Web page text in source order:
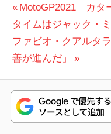
ハ
投
稿
ナ
ビ
ゲ
ー
前
の
投
稿:
MotoGP2021 カタ
タイムはジャック・
次
の
稿:
ファビオ・クアルタ
善が進んだ」